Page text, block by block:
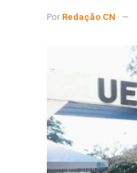
Por Redação CN